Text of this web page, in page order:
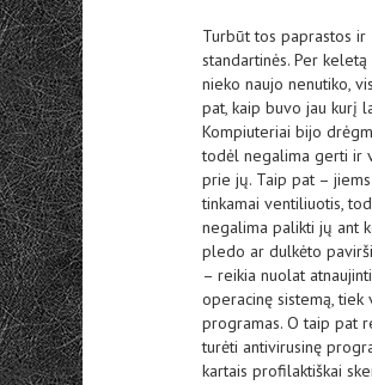
Turbūt tos paprastos ir
standartinės. Per
nieko naujo nenutiko,
pat, kaip buvo jau kurį
Kompiuteriai bijo
todėl negalima gerti ir
prie jų. Taip pat –
tinkamai ventiliuotis,
negalima palikti jų ant
pledo ar dulkėto
– reikia nuolat
operacinę sistemą, tiek
programas. O taip pat
turėti antivirusinę
kartais profilaktiškai